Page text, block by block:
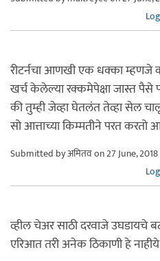
रीटर्नचा आणखी एक धक्का म्हणजे
खर्च केलेल्या रक्कमेपेक्षा जास्त पैसे
की तुम्ही जेव्हा घेतलंत तेव्हा सेल
सो आत्ताच्या किम्मतीने परत करतो
Submitted byअमितवon 27 June, 2018
व्हील चेअर साठी दरवाजे उघडायचे
एरिआत तरी अनेक ठिकाणी हे